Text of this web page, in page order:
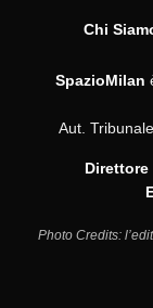
Chi
SpazioMilan
Aut.
Photo Credits: